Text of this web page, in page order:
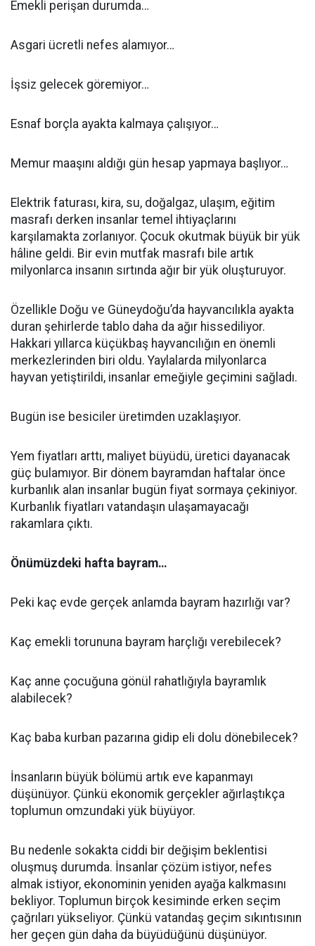
Emekli perişan durumda…
Asgari ücretli nefes alamıyor…
İşsiz gelecek göremiyor…
Esnaf borçla ayakta kalmaya çalışıyor…
Memur maaşını aldığı gün hesap yapmaya başlıyor…
Elektrik faturası, kira, su, doğalgaz, ulaşım, eğitim
masrafı derken insanlar temel ihtiyaçlarını
karşılamakta zorlanıyor. Çocuk okutmak büyük bir yük
hâline geldi. Bir evin mutfak masrafı bile artık
milyonlarca insanın sırtında ağır bir yük oluşturuyor.
Özellikle Doğu ve Güneydoğu’da hayvancılıkla ayakta
duran şehirlerde tablo daha da ağır hissediliyor.
Hakkari yıllarca küçükbaş hayvancılığın en önemli
merkezlerinden biri oldu. Yaylalarda milyonlarca
hayvan yetiştirildi, insanlar emeğiyle geçimini sağladı.
Bugün ise besiciler üretimden uzaklaşıyor.
Yem fiyatları arttı, maliyet büyüdü, üretici dayanacak
güç bulamıyor. Bir dönem bayramdan haftalar önce
kurbanlık alan insanlar bugün fiyat sormaya çekiniyor.
Kurbanlık fiyatları vatandaşın ulaşamayacağı
rakamlara çıktı.
Önümüzdeki hafta bayram…
Peki kaç evde gerçek anlamda bayram hazırlığı var?
Kaç emekli torununa bayram harçlığı verebilecek?
Kaç anne çocuğuna gönül rahatlığıyla bayramlık
alabilecek?
Kaç baba kurban pazarına gidip eli dolu dönebilecek?
İnsanların büyük bölümü artık eve kapanmayı
düşünüyor. Çünkü ekonomik gerçekler ağırlaştıkça
toplumun omzundaki yük büyüyor.
Bu nedenle sokakta ciddi bir değişim beklentisi
oluşmuş durumda. İnsanlar çözüm istiyor, nefes
almak istiyor, ekonominin yeniden ayağa kalkmasını
bekliyor. Toplumun birçok kesiminde erken seçim
çağrıları yükseliyor. Çünkü vatandaş geçim sıkıntısının
her geçen gün daha da büyüdüğünü düşünüyor.